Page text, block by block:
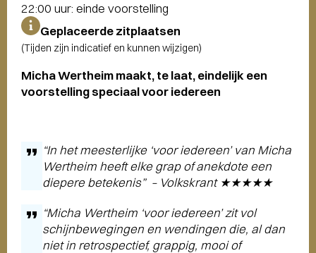
22:00 uur: einde voorstelling
Geplaceerde zitplaatsen
(Tijden zijn indicatief en kunnen wijzigen)
Micha Wertheim maakt, te laat, eindelijk een
voorstelling speciaal voor iedereen
“In het meesterlijke ‘voor iedereen’van Micha
Wertheim heeft elke grap of anekdote een
diepere betekenis” – Volkskrant ★★★★★
“Micha Wertheim ‘voor iedereen’zit vol
schijnbewegingen en wendingen die, al dan
niet in retrospectief, grappig, mooi of